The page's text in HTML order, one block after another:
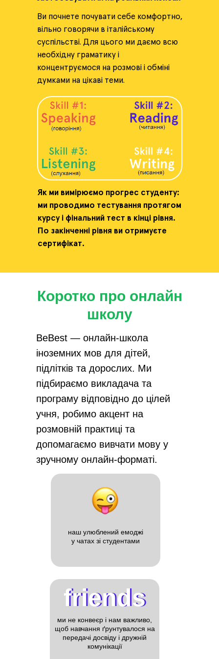
Як ми вимірюємо прогрес студенту:
ми проводимо тестування протягом
курсу і фінальний тест в кінці рівня.
По закінченні рівня ви отримуєте
сертифікат.
Ви почнете почувати себе комфортно,
вільно говорячи в італійському
суспільстві. Для цього ми даємо всю
необхідну граматику і
концентруємося на розмові і обміні
думками на цікаві теми.
ми не конвеєр і нам важливо,
щоб навчання ґрунтувалося на
передачі досвіду і дружній
комунікації
friends
friends
наш улюблений емоджі
у чатах зі студентами
Коротко про онлайн
школу
BeBest — онлайн-школа
іноземних мов для дітей,
підлітків та дорослих. Ми
підбираємо викладача та
програму відповідно до цілей
учня, робимо акцент на
розмовній практиці та
допомагаємо вивчати мову у
зручному онлайн-форматі.